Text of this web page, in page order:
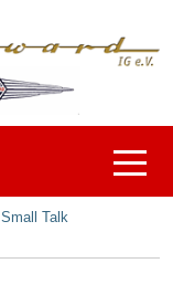
Off-
Small Talk